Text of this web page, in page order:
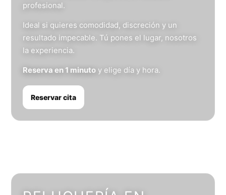
profesional.
Ideal si quieres comodidad, discreción y un
resultado impecable. Tú pones el lugar, nosotros
la experiencia.
Reserva en 1 minuto y elige día y hora.
Reservar cita